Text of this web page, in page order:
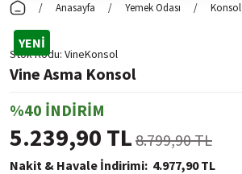
Anasayfa Yemek Odası Konsol
YENİ
Stok Kodu VineKonsol
Vine Asma Konsol
%40 İNDİRİM
5.239,90 TL 8.799,90 TL
Nakit & Havale İndirimi 4.977,90 TL